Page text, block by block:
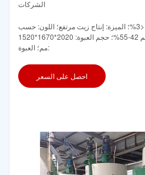
الشركات
التطبيق: عصر الزيت؛ البقايا: <3%؛ الميزة: إنتاج زيت مرتفع؛ اللون: حسب
طلبك؛ معدل عصر الزيت: سمسم 42-55%؛ حجم العبوة: 2020*1670*1520
مم؛ العبوة:
احصل على السعر